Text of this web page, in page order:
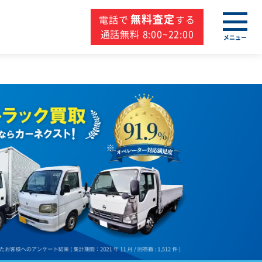
電話で 無料査定する
通話無料 8:00~22:00
メニュー